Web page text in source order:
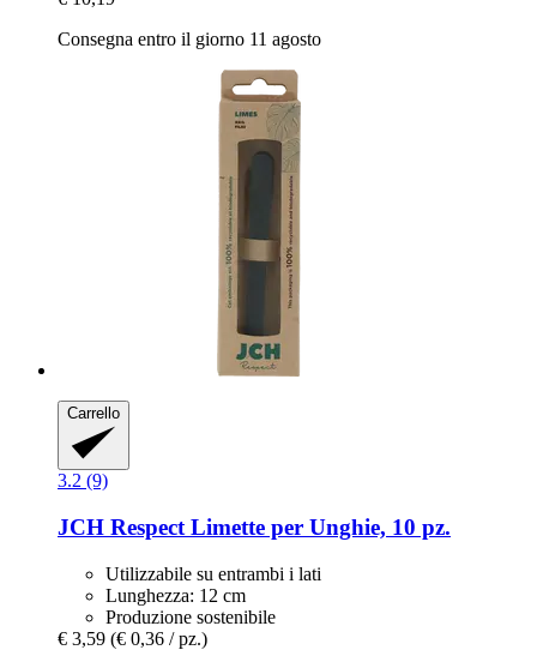
Consegna entro il giorno 11 agosto
Carrello
3.2 (9)
JCH Respect Limette per Unghie, 10 pz.
Utilizzabile su entrambi i lati
Lunghezza: 12 cm
Produzione sostenibile
€ 3,59 (€ 0,36 / pz.)